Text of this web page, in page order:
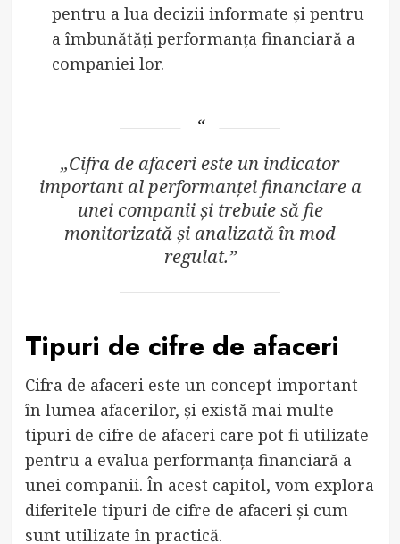
pentru a lua decizii informate și pentru
a îmbunătăți performanța financiară a
companiei lor.
„Cifra de afaceri este un indicator
important al performanței financiare a
unei companii și trebuie să fie
monitorizată și analizată în mod
regulat.”
Tipuri de cifre de afaceri
Cifra de afaceri este un concept important
în lumea afacerilor, și există mai multe
tipuri de cifre de afaceri care pot fi utilizate
pentru a evalua performanța financiară a
unei companii. În acest capitol, vom explora
diferitele tipuri de cifre de afaceri și cum
sunt utilizate în practică.